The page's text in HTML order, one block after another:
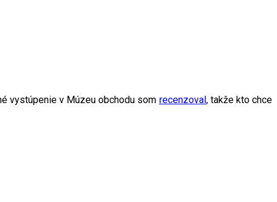
vystúpenie v Múzeu obchodu som recenzoval, takže kto chce